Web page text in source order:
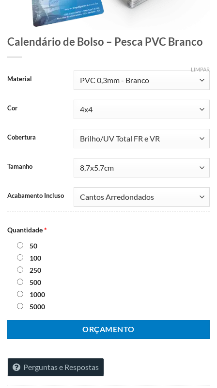
Calendário de Bolso – Pesca PVC Branco
Material
Cor
Cobertura
Tamanho
Acabamento Incluso
LIMPAR
Quantidade*
50
100
250
500
1000
5000
ORÇAMENTO
Perguntas e Respostas